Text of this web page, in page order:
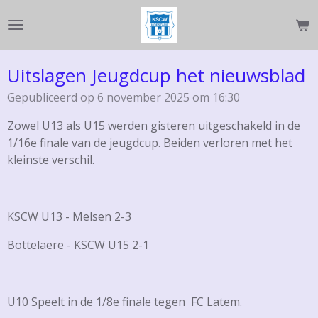
direct
naar
hoofdinhoud
Uitslagen Jeugdcup het nieuwsblad
Gepubliceerd op 6 november 2025 om 16:30
Zowel U13 als U15 werden gisteren uitgeschakeld in de
1/16e finale van de jeugdcup. Beiden verloren met het
kleinste verschil.
KSCW U13 - Melsen 2-3
Bottelaere - KSCW U15 2-1
U10 Speelt in de 1/8e finale tegen FC Latem.